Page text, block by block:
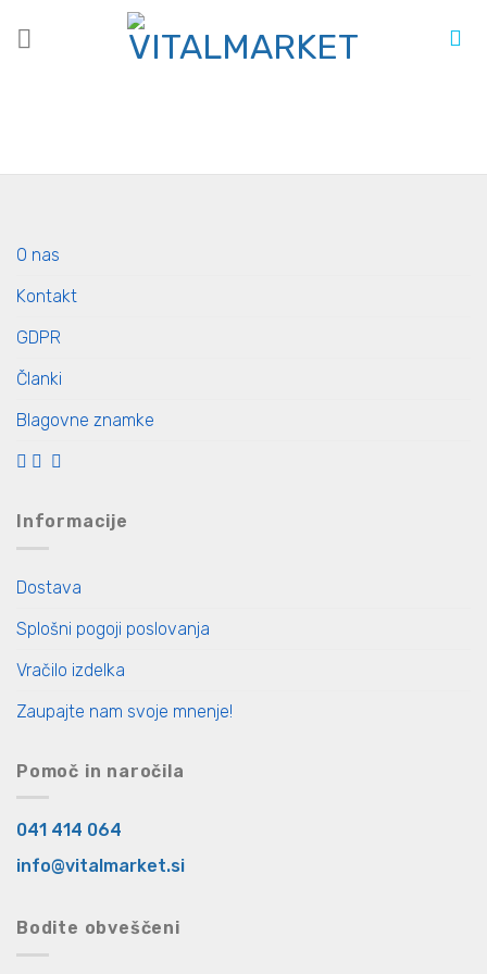
O nas
Kontakt
GDPR
Članki
Blagovne znamke
Informacije
Dostava
Splošni pogoji poslovanja
Vračilo izdelka
Zaupajte nam svoje mnenje!
Pomoč in naročila
041 414 064
info@vitalmarket.si
Bodite obveščeni